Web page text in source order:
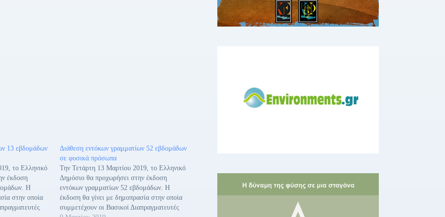
13 εβδομάδων
το Ελληνικό
έκδοση
Η
στην οποία
Διάθεση εντόκων γραμματίων 52 εβδομάδων
σε φυσικά πρόσωπα
Την Τετάρτη 13 Μαρτίου 2019, το Ελληνικό
Δημόσιο θα προχωρήσει στην έκδοση
εντόκων γραμματίων 52 εβδομάδων. Η
έκδοση θα γίνει με δημοπρασία στην οποία
συμμετέχουν οι Βασικοί Διαπραγματευτές